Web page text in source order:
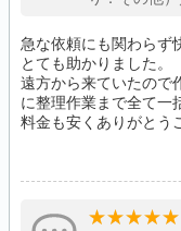
急な依頼にも関わらず
とても助かりました。
遠方から来ていたので
に整理作業まで全て一
料金も安くありがとう